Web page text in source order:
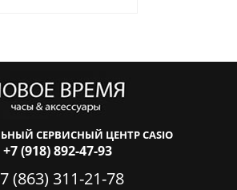
СЕРВИСНЫЙ ЦЕНТР CASIO
+7 (918) 892-47-93
(863) 311-21-78